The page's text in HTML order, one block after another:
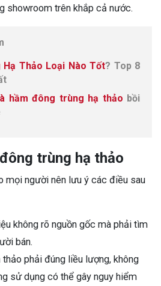
showroom trên khắp cả nước.
Thảo Loại Nào Tốt? Top 8
hầm đông trùng hạ thảo bồi
trùng hạ thảo
mọi người nên lưu ý các điều sau
không rõ nguồn gốc mà phải tìm
bán.
thảo phải đúng liều lượng, không
sử dụng có thể gây nguy hiểm